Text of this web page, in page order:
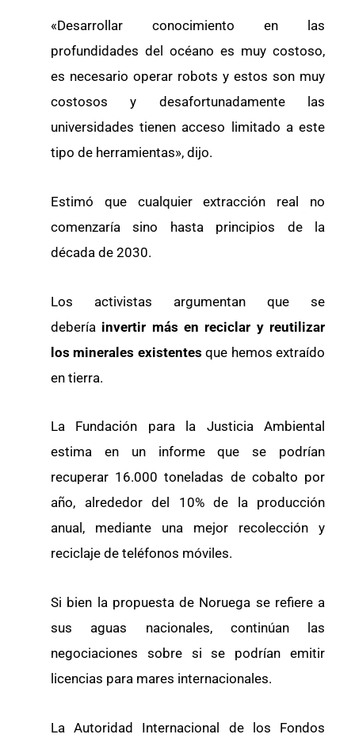
«Desarrollar conocimiento en las
profundidades del océano es muy costoso,
es necesario operar robots y estos son muy
costosos y desafortunadamente las
universidades tienen acceso limitado a este
tipo de herramientas», dijo.
Estimó que cualquier extracción real no
comenzaría sino hasta principios de la
década de 2030.
Los activistas argumentan que se
debería invertir más en reciclar y reutilizar
los minerales existentes que hemos extraído
en tierra.
La Fundación para la Justicia Ambiental
estima en un informe que se podrían
recuperar 16.000 toneladas de cobalto por
año, alrededor del 10% de la producción
anual, mediante una mejor recolección y
reciclaje de teléfonos móviles.
Si bien la propuesta de Noruega se refiere a
sus aguas nacionales, continúan las
negociaciones sobre si se podrían emitir
licencias para mares internacionales.
La Autoridad Internacional de los Fondos